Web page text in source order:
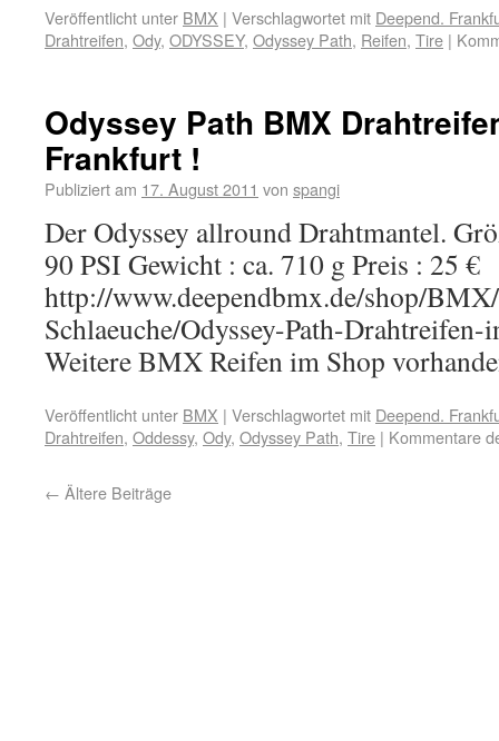
Veröffentlicht unter BMX | Verschlagwortet mit Deepend.
Drahtreifen, Ody, ODYSSEY, Odyssey Path, Reifen, Tire |
Odyssey Path BMX
Frankfurt !
Publiziert am 17. August 2011 von spangi
Der Odyssey allround Drahtmantel.
90 PSI Gewicht : ca. 710 g Preis : 25 €
http://www.deependbmx.de/shop/
Schlaeuche/Odyssey-Path-
Weitere BMX Reifen im Shop
Veröffentlicht unter BMX | Verschlagwortet mit Deepend.
Drahtreifen, Oddessy, Ody, Odyssey Path, Tire | Kommentare
← Ältere Beiträge